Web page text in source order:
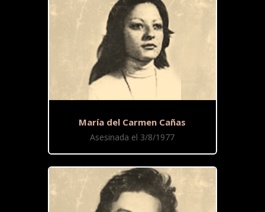
María del Carmen Cañas
Asesinada el 3/8/1977